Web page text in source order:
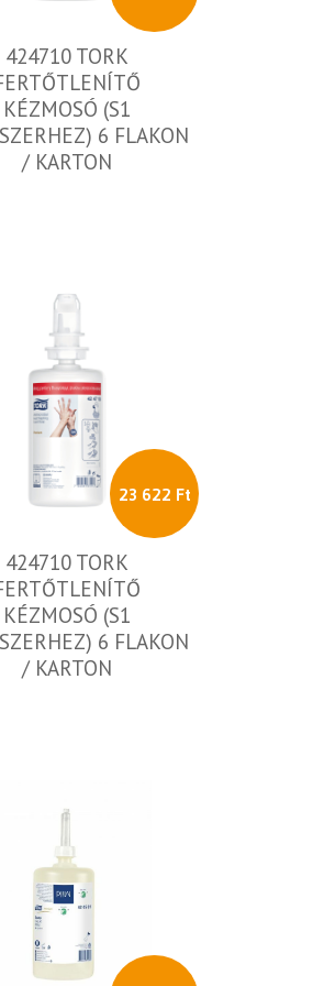
424710 TORK
KÉZMOSÓ (S1
6 FLAKON
/ KARTON
23 622 Ft
424710 TORK
KÉZMOSÓ (S1
6 FLAKON
/ KARTON